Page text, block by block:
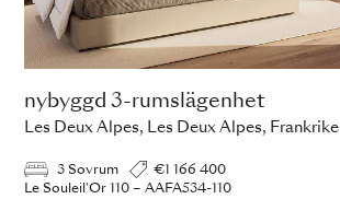
nybyggd 3-rumslägenhet
Les Deux Alpes, Les Deux Alpes, Frankrike
3 Sovrum
€1 166 400
Le Souleil'Or 110 – AAFA534-110